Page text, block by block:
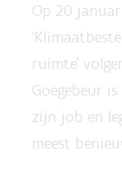
Op 20
ruimte’
Goegebeur
zijn job en
meest